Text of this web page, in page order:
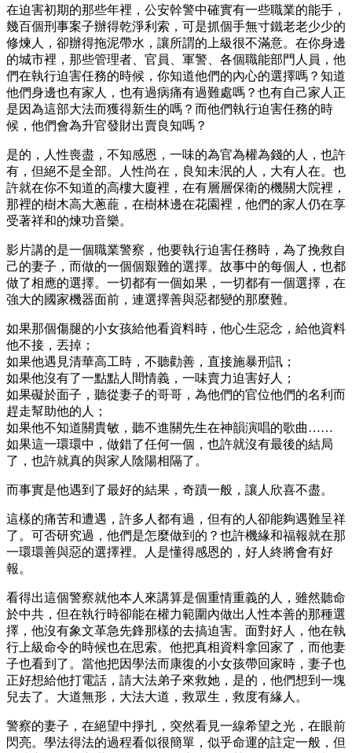
在迫害初期的那些年裡，公安幹警中確實有一些職業的能手，
幾百個刑事案子辦得乾淨利索，可是抓個手無寸鐵老老少少的
修煉人，卻辦得拖泥帶水，讓所謂的上級很不滿意。在你身邊
的城市裡，那些管理者、官員、軍警、各個職能部門人員，他
們在執行迫害任務的時候，你知道他們的內心的選擇嗎？知道
他們身邊也有家人，也有過病痛有過難處嗎？也有自己家人正
是因為這部大法而獲得新生的嗎？而他們執行迫害任務的時
候，他們會為升官發財出賣良知嗎？
是的，人性喪盡，不知感恩，一味的為官為權為錢的人，也許
有，但絕不是全部。人性尚在，良知未泯的人，大有人在。也
許就在你不知道的高樓大廈裡，在有層層保衛的機關大院裡，
那裡的樹木高大蔥蘢，在樹林邊在花園裡，他們的家人仍在享
受著祥和的煉功音樂。
影片講的是一個職業警察，他要執行迫害任務時，為了挽救自
己的妻子，而做的一個個艱難的選擇。故事中的每個人，也都
做了相應的選擇。一切都有一個如果，一切都有一個選擇，在
強大的國家機器面前，連選擇善與惡都變的那麼難。
如果那個傷腿的小女孩給他看資料時，他心生惡念，給他資料
他不接，丟掉；
如果他遇見清華高工時，不聽勸善，直接施暴刑訊；
如果他沒有了一點點人間情義，一味賣力迫害好人；
如果礙於面子，聽從妻子的哥哥，為他們的官位他們的名利而
趕走幫助他的人；
如果他不知道關貴敏，聽不進關先生在神韻演唱的歌曲……
如果這一環環中，做錯了任何一個，也許就沒有最後的結局
了，也許就真的與家人陰陽相隔了。
而事實是他遇到了最好的結果，奇蹟一般，讓人欣喜不盡。
這樣的痛苦和遭遇，許多人都有過，但有的人卻能夠遇難呈祥
了。可否研究過，他們是怎麼做到的？也許機緣和福報就在那
一環環善與惡的選擇裡。人是懂得感恩的，好人終將會有好
報。
看得出這個警察就他本人來講算是個重情重義的人，雖然聽命
於中共，但在執行時卻能在權力範圍內做出人性本善的那種選
擇，他沒有象文革急先鋒那樣的去搞迫害。面對好人，他在執
行上級命令的時候也在思索。他把真相資料拿回家了，而他妻
子也看到了。當他把因學法而康復的小女孩帶回家時，妻子也
正好想給他打電話，請大法弟子來救她，是的，他們想到一塊
兒去了。大道無形，大法大道，救眾生，救度有緣人。
警察的妻子，在絕望中掙扎，突然看見一線希望之光，在眼前
閃亮。學法得法的過程看似很簡單，似乎命運的註定一般，但